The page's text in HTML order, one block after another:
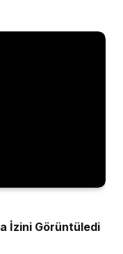
İzini Görüntüledi